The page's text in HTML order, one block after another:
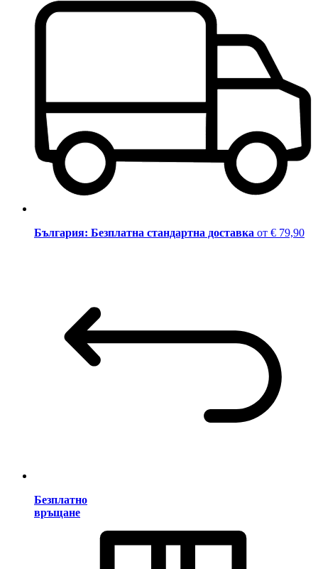
България: Безплатна стандартна доставка от € 79,90
Безплатно
връщане